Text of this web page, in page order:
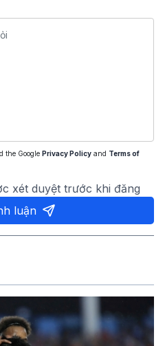
the Google Privacy Policy and Terms of
xét duyệt trước khi đăng
luận